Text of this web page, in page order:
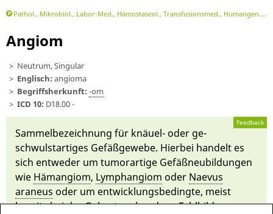
Pathol., Mikrobiol., Labor-Med., Hämostaseol., Transfusionsmed., Humangen.
Angiom
Neutrum, Singular
Englisch: angioma
Begriffsherkunft: -om
ICD 10: D18.00 -
Feedback
Sammel­be­zeichnung für knäuel- oder ge­
schwul­st­artiges Ge­fäß­gewebe. Hier­bei handelt es
sich ent­weder um tumor­ar­tige Ge­fäßneu­bildungen
wie Hä­mangi­om, Lym­phangi­om oder Nae­vus
araneus oder um ent­wicklungs­bedingte, meist
bereits bei der Geburt vor­hande­neFehlbildungen